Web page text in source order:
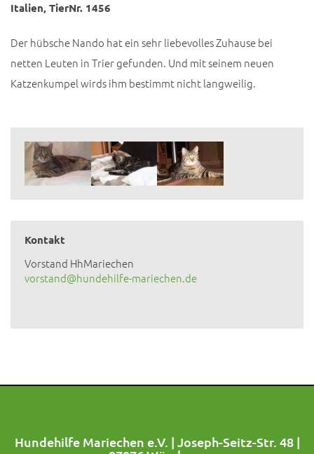
Italien, TierNr. 1456
Der hübsche Nando hat ein sehr liebevolles Zuhause bei
netten Leuten in Trier gefunden. Und mit seinem neuen
Katzenkumpel wirds ihm bestimmt nicht langweilig.
Kontakt
Vorstand HhMariechen
vorstand@hundehilfe-mariechen.de
Hundehilfe Mariechen e.V. | Joseph-Seitz-Str. 48 |